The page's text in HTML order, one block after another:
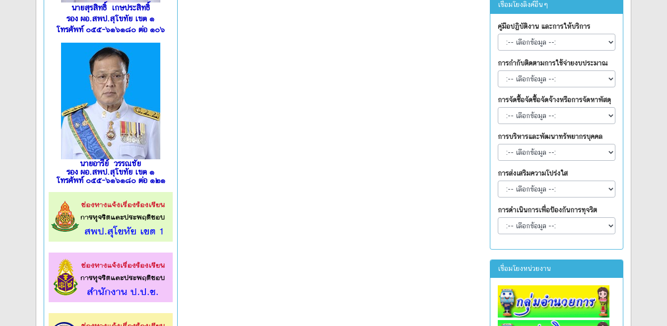
นายสุรสิทธิ์ เกษประสิทธิ์
รอง ผอ.สพป.สุโขทัย เขต ๑
โทรศัพท์ ๐๕๕-๖๑๖๑๘๐ ต่อ ๑๐๖
นายอารีย์ วรรณชัย
รอง ผอ.สพป.สุโขทัย เขต ๑
โทรศัพท์ ๐๕๕-๖๑๖๑๘๐ ต่อ ๑๒๑
เชื่อมโยงลิงค์อื่นๆ
คู่มือปฏิบัติงาน และการให้บริการ
การกำกับติดตามการใช้จ่ายงบประมาณ
การจัดซื้อจัดซื้อจัดจ้างหรือการจัดหาพัสดุ
การบริหารและพัฒนาทรัพยากรบุคคล
การส่งเสริมความโปร่งใส
การดำเนินการเพื่อป้องกันการทุจริต
เชื่อมโยงหน่วยงาน